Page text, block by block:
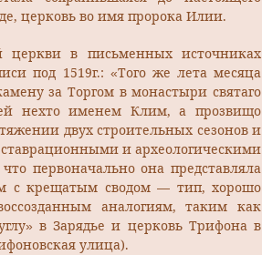
церковь во имя пророка Илии.
церкви в письменных источниках
под 1519г.: «Того же лета месяца
за Торгом в монастыри святаго
нехто именем Клим, а прозвищо
двух строительных сезонов и
и археологическими
первоначально она представляла
с крещатым сводом — тип, хорошо
аналогиям, таким как
в Зарядье и церковь Трифона в
улица).